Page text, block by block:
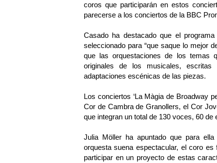
coros que participarán en estos
parecerse a los conciertos de la BBC
Casado ha destacado que el
seleccionado para “que saque lo mejor
que las orquestaciones de los temas
originales de los musicales,
adaptaciones escénicas de las piezas.
Los conciertos ‘La Màgia de Broadway
Cor de Cambra de Granollers, el Cor
que integran un total de 130 voces, 60 de
Julia Möller ha apuntado que para
orquesta suena espectacular, el coro
participar en un proyecto de estas